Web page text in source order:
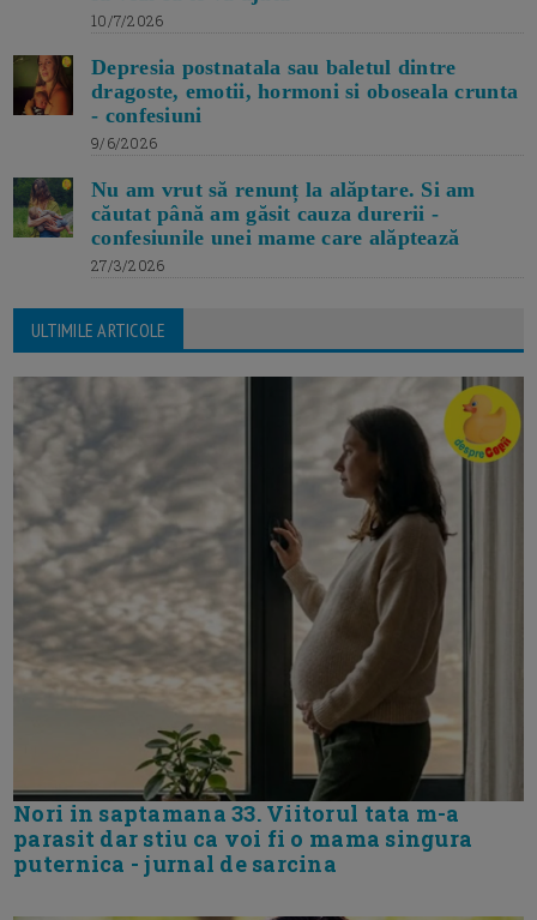
10/7/2026
Depresia postnatala sau baletul dintre
dragoste, emotii, hormoni si oboseala crunta
- confesiuni
9/6/2026
Nu am vrut să renunț la alăptare. Si am
căutat până am găsit cauza durerii -
confesiunile unei mame care alăptează
27/3/2026
ULTIMILE ARTICOLE
Nori in saptamana 33. Viitorul tata m-a
parasit dar stiu ca voi fi o mama singura
puternica - jurnal de sarcina